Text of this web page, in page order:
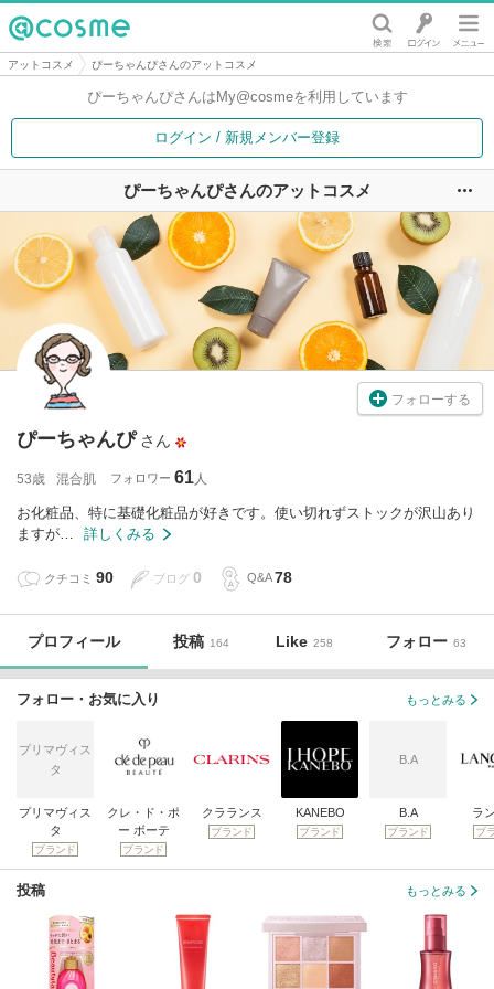
@cosme
アットコスメ ぴーちゃんぴさんのアットコスメ
ぴーちゃんぴさんは My@cosmeを利用しています
ログイン / 新規メンバー登録
ぴーちゃんぴさんのアットコスメ
フォローする
ぴーちゃんぴ さん
53歳 混合肌 フォロワー 61
お化粧品、特に基礎化粧品が好きです。使い切れずストックが沢山あり
ますが…
詳しくみる
クチコミ 90 ブログ 0 Q&A 78
プロフィール 投稿 164 Like 258 フォロー 63
フォロー・お気に入り もっとみる
プリマヴィス
タ
プリマヴィス
タ
ブランド
クレ・ド・ポ
ー ボーテ
ブランド
クラランス
ブランド
KANEBO
ブランド
B.A
B.A
ブランド
ラ
ブ
投稿 もっとみる